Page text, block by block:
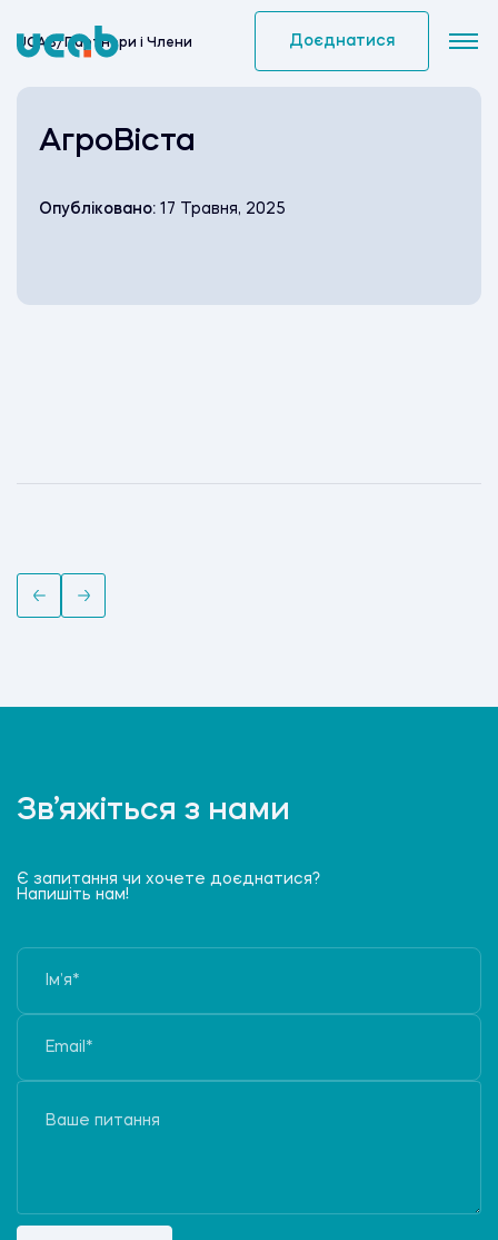
to
Доєднатися
UCAB/Партнери i Члени
АгроВіста
Опубліковано: 17 Травня, 2025
Зв’яжіться з нами
Є запитання чи хочете доєднатися?
Напишіть нам!